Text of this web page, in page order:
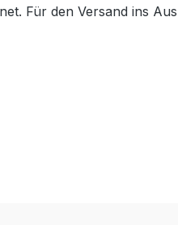
Für den Versand ins